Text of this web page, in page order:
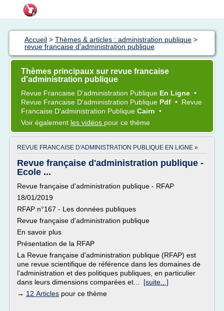
Accueil > Thèmes & articles : administration publique >
revue francaise d'administration publique
Thèmes principaux sur revue francaise
d'administration publique
Revue Francaise D'administration Publique En Ligne •
Revue Francaise D'administration Publique Pdf • Revue
Francaise D'administration Publique Cairn •
Voir également les vidéos pour ce thème
REVUE FRANCAISE D'ADMINISTRATION PUBLIQUE EN LIGNE »
Revue française d'administration publique -
Ecole ...
Revue française d'administration publique - RFAP
18/01/2019
RFAP n°167 - Les données publiques
Revue française d'administration publique
En savoir plus
Présentation de la RFAP
La Revue française d'administration publique (RFAP) est
une revue scientifique de référence dans les domaines de
l'administration et des politiques publiques, en particulier
dans leurs dimensions comparées et... [suite...]
→ 12 Articles pour ce thème